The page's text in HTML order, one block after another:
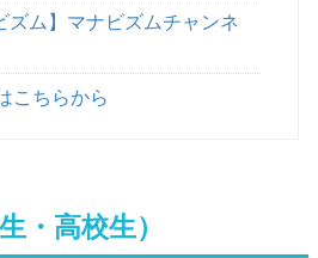
ズム】マナビズムチャンネ
こちらから
・高校生）